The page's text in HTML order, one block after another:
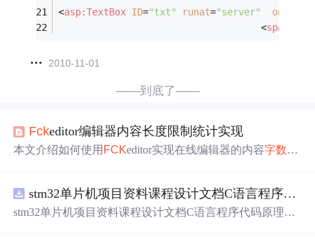
<asp:TextBox ID="txt" runat="server" onkeyup
<span
2010-11-01
——到底了——
Fckeditor编辑器内容长度限制统计实现
本文介绍如何使用 FCKeditor实现在线编辑器的内容字数限
stm32单片机项目资料课程设计文档C语言程序代码原理图电路PCB实例无线智能报警器的设计
stm32单片机项目资料课程设计文档C语言程序代码原理图